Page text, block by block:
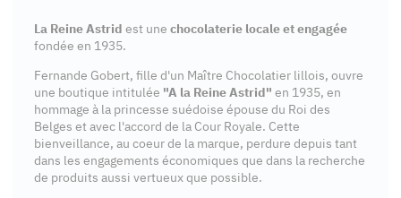
La Reine Astrid est une chocolaterie locale et engagée
fondée en 1935.
Fernande Gobert, fille d'un Maître Chocolatier lillois, ouvre
une boutique intitulée "A la Reine Astrid" en 1935, en
hommage à la princesse suédoise épouse du Roi des
Belges et avec l'accord de la Cour Royale. Cette
bienveillance, au coeur de la marque, perdure depuis tant
dans les engagements économiques que dans la recherche
de produits aussi vertueux que possible.